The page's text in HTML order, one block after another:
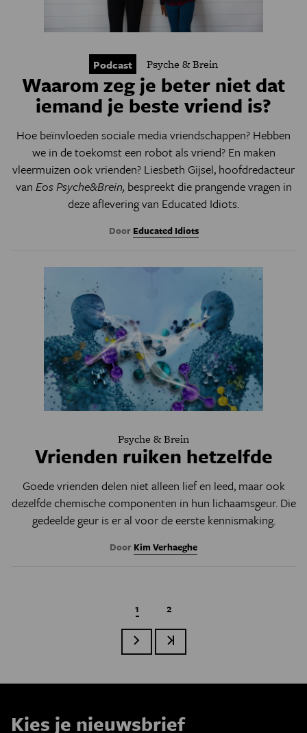
Podcast Psyche & Brein
Waarom zeg je beter niet dat
iemand je beste vriend is?
Hoe beïnvloeden sociale media vriendschappen? Hebben
we in de toekomst een robot als vriend? En maken
vleermuizen ook vrienden? Liesbeth Gijsel, hoofdredacteur
van EosPsyche&Brein,bespreekt die prangende vragen in
deze aflevering van Educated Idiots.
Door Educated Idiots
Psyche & Brein
Vrienden ruiken hetzelfde
Goede vrienden delen niet alleen lief en leed, maar ook
dezelfde chemische componenten in hun lichaamsgeur. Die
gedeelde geur is er al voor de eerste kennismaking.
Door Kim Verhaeghe
Paginatie
Huidige pagina
1 Page
2
Volgende paginaLaatste pagina
Kies je nieuwsbrief